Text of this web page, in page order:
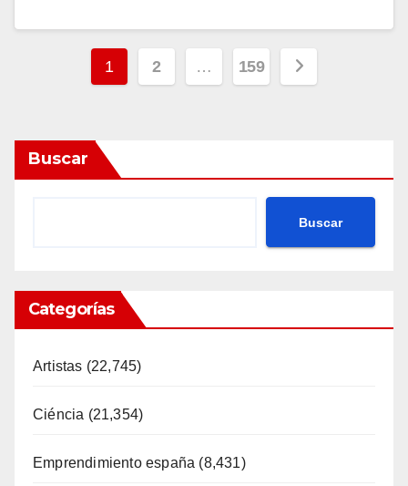
Posts
1 2 … 159
Buscar
Buscar
Categorías
Artistas (22,745)
Ciéncia (21,354)
Emprendimiento españa (8,431)